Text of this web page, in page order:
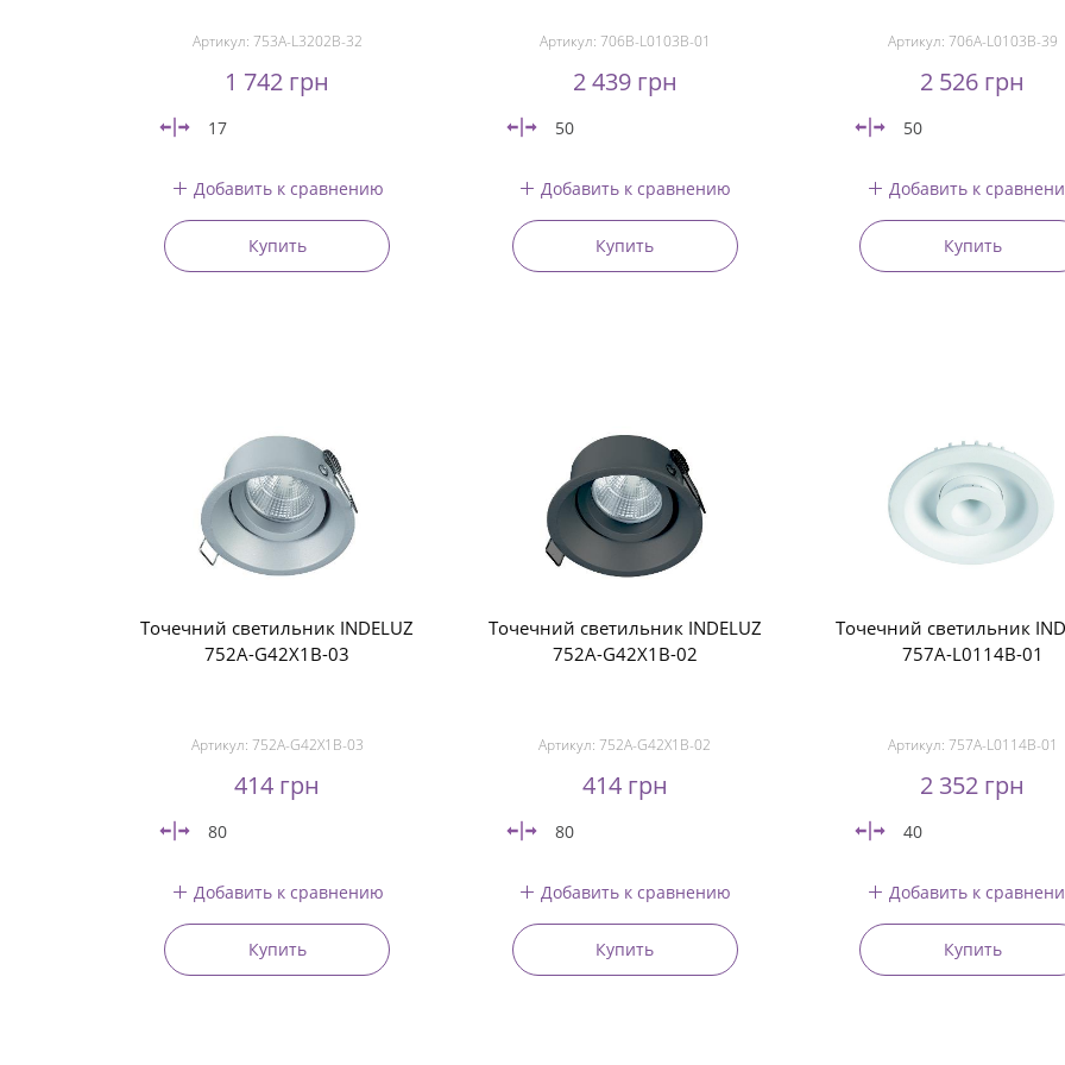
Артикул: 753A-L3202B-32
1 742 грн
17
Добавить к сравнению
Купить
Артикул: 706B-L0103B-01
2 439 грн
50
Добавить к сравнению
Купить
Артикул: 706A-L0103B-39
2 526 грн
50
Добавить к
Купить
Точечний светильник INDELUZ
752A-G42X1B-03
Артикул: 752A-G42X1B-03
414 грн
80
Добавить к сравнению
Купить
Точечний светильник INDELUZ
752A-G42X1B-02
Артикул: 752A-G42X1B-02
414 грн
80
Добавить к сравнению
Купить
Точечний светильник
757A-L0114B-01
Артикул: 757A-L0114B-01
2 352 грн
40
Добавить к
Купить